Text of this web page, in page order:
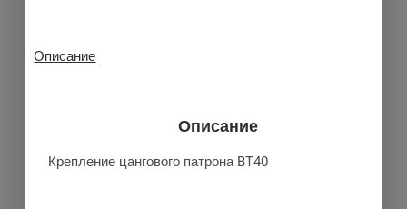
Описание
Описание
Крепление цангового патрона BT40